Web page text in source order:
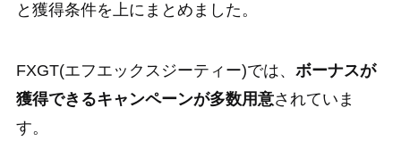
と獲得条件を上にまとめました。
FXGT(エフエックスジーティー)では、 ボーナスが
獲得できるキャンペーンが多数用意されていま
す。